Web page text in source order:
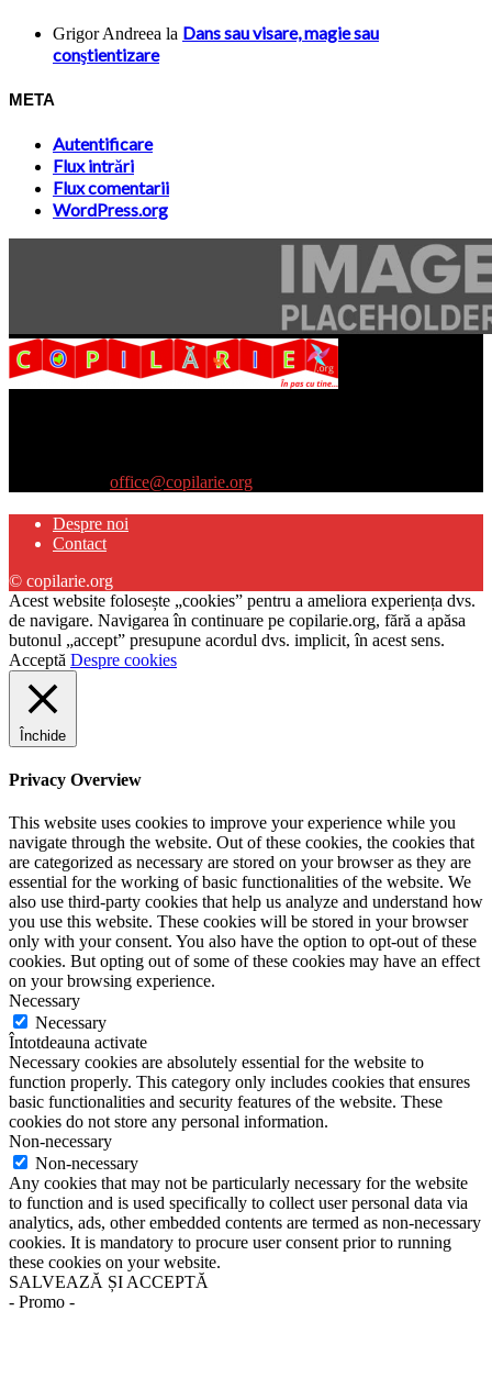
Grigor Andreea la Dans sau visare, magie sau
conştientizare
META
Autentificare
Flux intrări
Flux comentarii
WordPress.org
office@copilarie.org
Despre noi
Contact
© copilarie.org
Acest website folosește „cookies” pentru a ameliora experiența dvs.
de navigare. Navigarea în continuare pe copilarie.org, fără a apăsa
butonul „accept” presupune acordul dvs. implicit, în acest sens.
Acceptă Despre cookies
Închide
Privacy Overview
This website uses cookies to improve your experience while you
navigate through the website. Out of these cookies, the cookies that
are categorized as necessary are stored on your browser as they are
essential for the working of basic functionalities of the website. We
also use third-party cookies that help us analyze and understand how
you use this website. These cookies will be stored in your browser
only with your consent. You also have the option to opt-out of these
cookies. But opting out of some of these cookies may have an effect
on your browsing experience.
Necessary
Necessary
Întotdeauna activate
Necessary cookies are absolutely essential for the website to
function properly. This category only includes cookies that ensures
basic functionalities and security features of the website. These
cookies do not store any personal information.
Non-necessary
Non-necessary
Any cookies that may not be particularly necessary for the website
to function and is used specifically to collect user personal data via
analytics, ads, other embedded contents are termed as non-necessary
cookies. It is mandatory to procure user consent prior to running
these cookies on your website.
SALVEAZĂ ȘI ACCEPTĂ
- Promo -